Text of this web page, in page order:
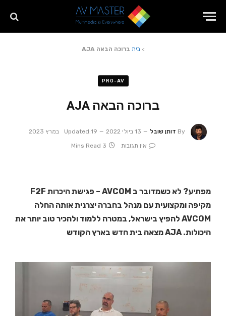
>בית ברוכה הבאה AJA
PRO-AV
ברוכה הבאה AJA
By דותן שובל 13 ביולי 2022 Updated:19 במרץ 2023
אין תגובות
3 Mins Read
מפתיע? לא כשמדובר ב AVCOM – פגישת היכרות F2F
מקיפה ומקצועית עם מנהל בחברה יצרנית אותה החלה
AVCOM להפיץ בישראל, במטרה ללמוד ולהכיר טוב יותר את
היכולות. AJA מצאה בית חדש בארץ הקודש